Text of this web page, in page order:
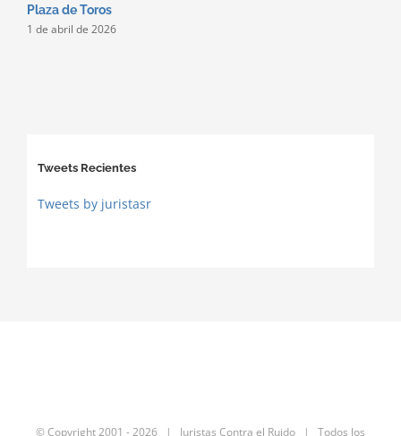
Plaza de Toros
1 de abril de 2026
Tweets Recientes
Tweets by juristasr
© Copyright 2001 -2026 | Juristas Contra el Ruido | Todos los